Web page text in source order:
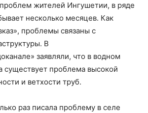
жителей Ингушетии, в ряде
несколько месяцев. Как
проблемы связаны с
В
заявляли, что в водном
существует проблема высокой
и ветхости труб.
раз писала проблему в селе